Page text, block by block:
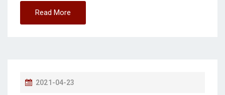
Read More
P
2021-04-23